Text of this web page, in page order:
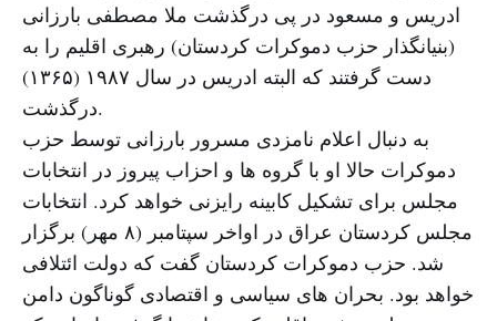
ادریس و مسعود در پی درگذشت ملا مصطفی بارزانی
(بنیانگذار حزب دموکرات کردستان) رهبری اقلیم را به
دست گرفتند که البته ادریس در سال ۱۹۸۷ (۱۳۶۵)
درگذشت.
به دنبال اعلام نامزدی مسرور بارزانی توسط حزب
دموکرات حالا او با گروه ها و احزاب پیروز در انتخابات
مجلس برای تشکیل کابینه رایزنی خواهد کرد. انتخابات
مجلس کردستان عراق در اواخر سپتامبر (۸ مهر) برگزار
شد. حزب دموکرات کردستان گفت که دولت ائتلافی
خواهد بود. بحران های سیاسی و اقتصادی گوناگون دامن